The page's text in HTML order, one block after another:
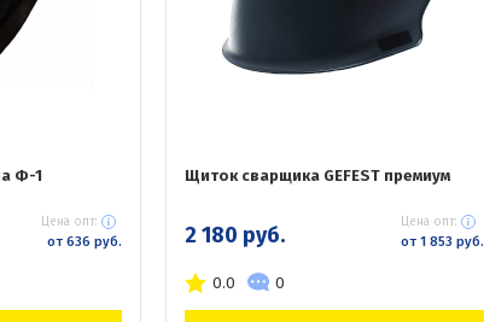
Ф-1
Цена опт:
от 636 руб.
Щиток сварщика GEFEST премиум
2 180 руб. Цена опт:
от 1 853 руб.
0.0 0